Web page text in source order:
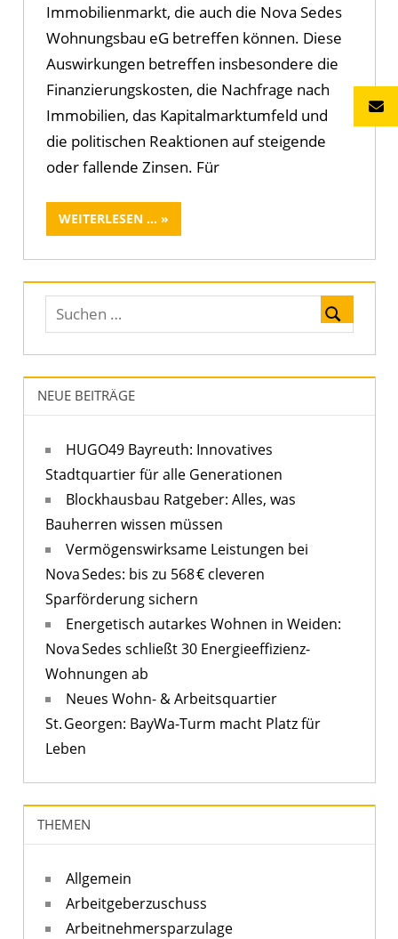
Immobilienmarkt, die auch die Nova Sedes
Wohnungsbau eG betreffen können. Diese
Auswirkungen betreffen insbesondere die
Finanzierungskosten, die Nachfrage nach
Immobilien, das Kapitalmarktumfeld und
die politischen Reaktionen auf steigende
oder fallende Zinsen. Für
WEITERLESEN ...
NEUE BEITRÄGE
HUGO49 Bayreuth: Innovatives
Stadtquartier für alle Generationen
Blockhausbau Ratgeber: Alles, was
Bauherren wissen müssen
Vermögenswirksame Leistungen bei
Nova Sedes: bis zu 568 € cleveren
Sparförderung sichern
Energetisch autarkes Wohnen in Weiden:
Nova Sedes schließt 30 Energieeffizienz-
Wohnungen ab
Neues Wohn- & Arbeitsquartier
St. Georgen: BayWa-Turm macht Platz für
Leben
THEMEN
Allgemein
Arbeitgeberzuschuss
Arbeitnehmersparzulage